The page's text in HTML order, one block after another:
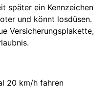
später ein Kennzeichen
und könnt losdüsen.
Versicherungsplakette,
20 km/h fahren